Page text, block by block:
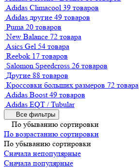
Adidas Climacool 39 товаров
Adidas другие 49 товаров
Puma 20 товаров
New Balance 72 товара
Asics Gel 54 товара
Reebok 17 товаров
Salomon Speedcross 26 товаров
Другие 88 товаров
Кроссовки больших размеров 72 товара
Adidas Boost 49 товаров
Adidas EQT / Tubular
Все фильтры
По убыванию сортировки
По возрастанию сортировки
По убыванию сортировки
Сначала непопулярные
Сначала популярные